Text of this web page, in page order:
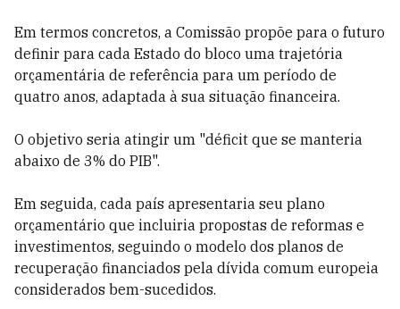
Em termos concretos, a Comissão propõe para o futuro
definir para cada Estado do bloco uma trajetória
orçamentária de referência para um período de
quatro anos, adaptada à sua situação financeira.
O objetivo seria atingir um "déficit que se manteria
abaixo de 3% do PIB".
Em seguida, cada país apresentaria seu plano
orçamentário que incluiria propostas de reformas e
investimentos, seguindo o modelo dos planos de
recuperação financiados pela dívida comum europeia
considerados bem-sucedidos.